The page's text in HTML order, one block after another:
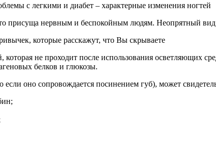
с легкими и диабет – характерные изменения ногтей
присуща нервным и беспокойным людям. Неопрятный
которые расскажут, что Вы скрываете
которая не проходит после использования осветляющих
белков и глюкозы.
оно сопровождается посинением губ), может